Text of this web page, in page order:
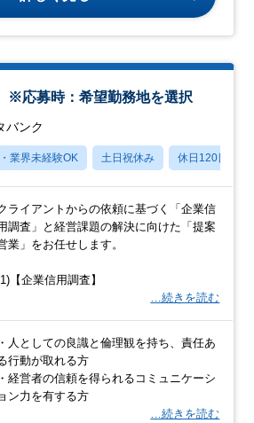
※応募時：希望勤務地を選択
バンク
業界未経験OK 土日祝休み 休日120日以上
ライアントからの依頼に基づく「企業信
調査」と経営課題の解決に向けた「提案
業」をお任せします。
【企業信用調査】
…続きを読む
・人としての良識と倫理観を持ち、責任あ
行動が取れる方
・経営者の信頼を得られるコミュニケーシ
ョン力を有する方
…続きを読む